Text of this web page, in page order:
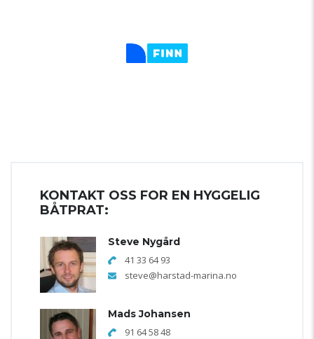
KONTAKT OSS FOR EN HYGGELIG
BÅTPRAT:
Steve Nygård
41 33 64 93
steve@harstad-marina.no
Mads Johansen
91 64 58 48